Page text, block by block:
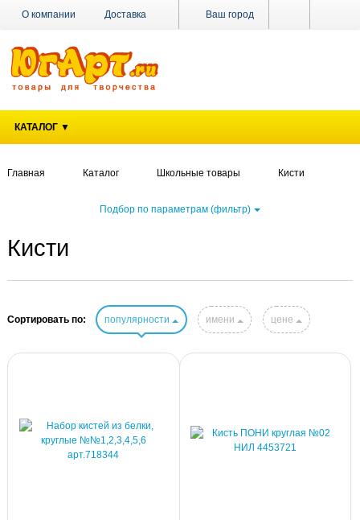
Ваш город
О компании Доставка
Наши магазины Новости
КАТАЛОГ ▼
Главная Каталог Школьные товары Кисти
Подбор по параметрам (фильтр)
Кисти
Сортировать по: популярности имени цене